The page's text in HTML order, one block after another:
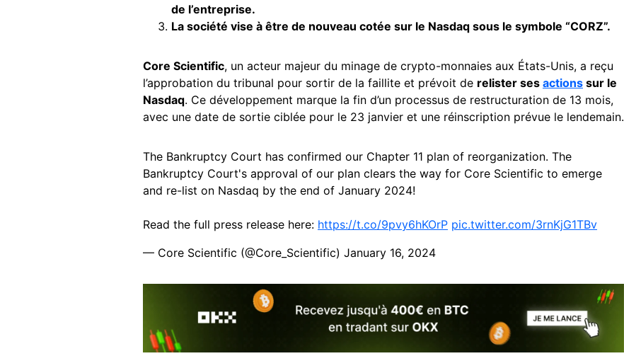
de l’entreprise.
La société vise à être de nouveau cotée sur le Nasdaq sous le symbole “CORZ”.
Core Scientific, un acteur majeur du minage de crypto-monnaies aux États-Unis, a reçu
l’approbation du tribunal pour sortir de la faillite et prévoit de relister ses actions sur le
Nasdaq. Ce développement marque la fin d’un processus de restructuration de 13 mois,
avec une date de sortie ciblée pour le 23 janvier et une réinscription prévue le lendemain.
The Bankruptcy Court has confirmed our Chapter 11 plan of reorganization. The
Bankruptcy Court's approval of our plan clears the way for Core Scientific to emerge
and re-list on Nasdaq by the end of January 2024!
Read the full press release here: https://t.co/9pvy6hKOrP pic.twitter.com/3rnKjG1TBv
— Core Scientific (@Core_Scientific) January 16, 2024